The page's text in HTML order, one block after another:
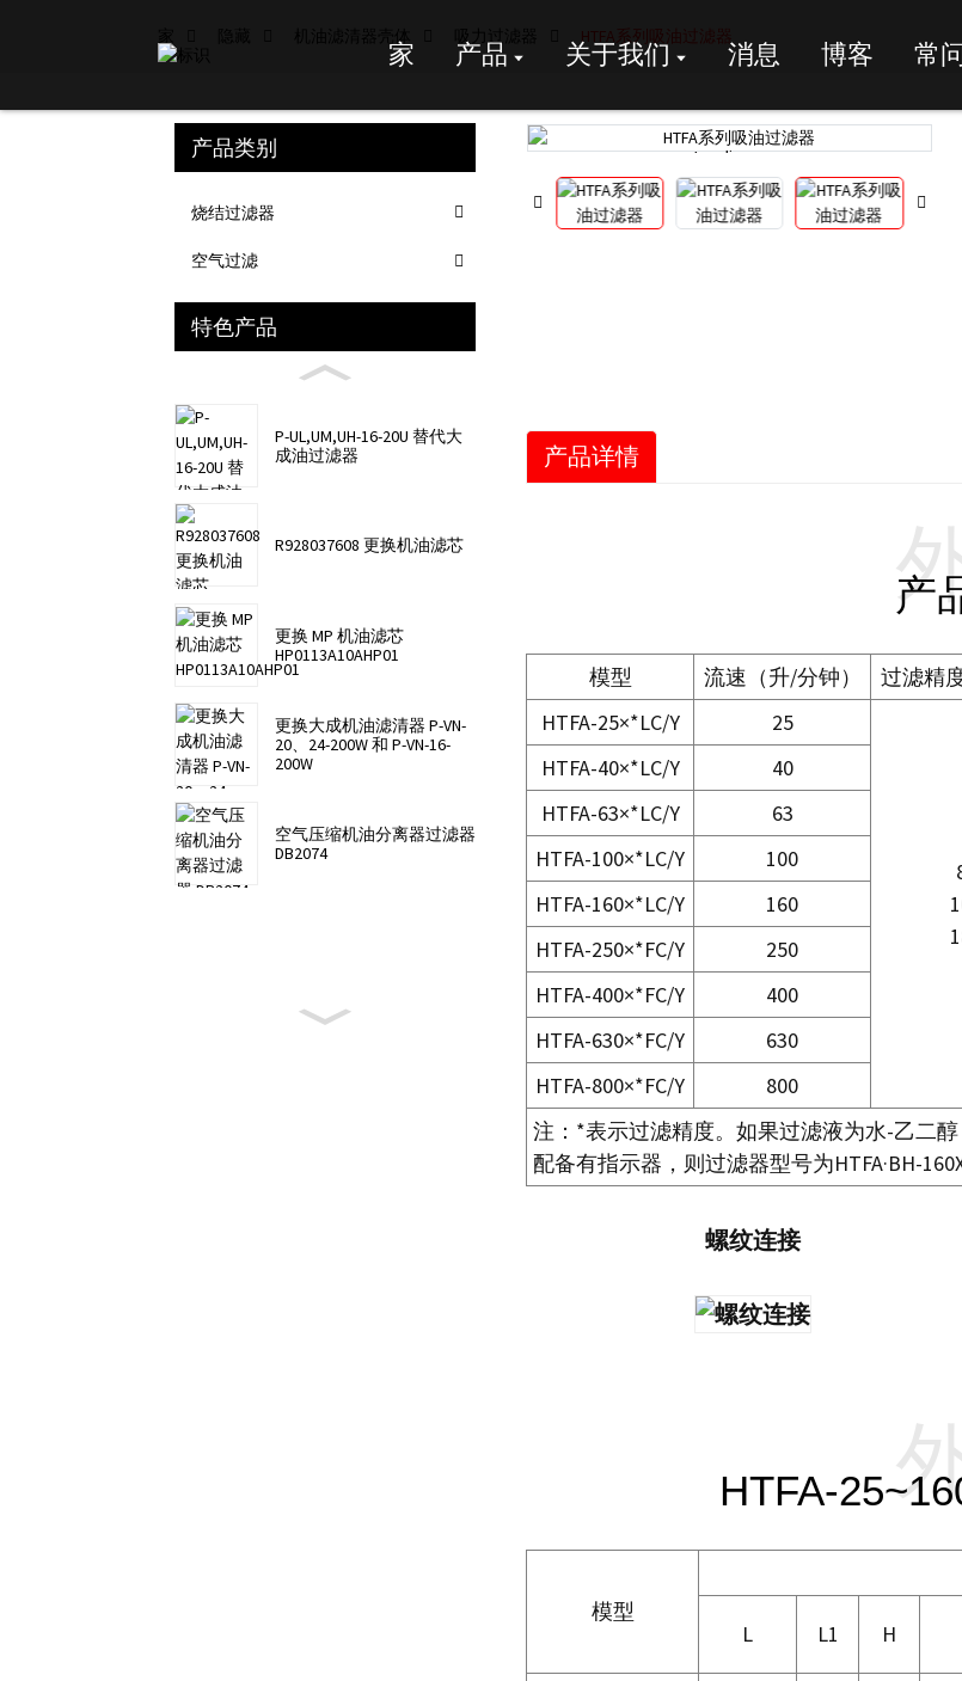
家 产品 关于我们 消息 博客 常
机油滤清器壳体 吸力过滤器 HTFA系列吸油过滤器
产品类别
烧结过滤器
空气过滤
特色产品
P-UL,UM,UH-16-20U 替代大
成油过滤器
R928037608 更换机油滤芯
更换 MP 机油滤芯
HP0113A10AHP01
更换大成机油滤清器 P-VN-
20、24-200W 和 P-VN-16-
200W
空气压缩机油分离器过滤器
DB2074
Loading...
Loading... Loading...
Loading...
产品详情
产
模型 流速（升/分钟） 过滤精
HTFA-25×*LC/Y
25
HTFA-40×*LC/Y 40
HTFA-63×*LC/Y
63
HTFA-100×*LC/Y
100
HTFA-160×*LC/Y
160
HTFA-250×*FC/Y
250
HTFA-400×*FC/Y 400
HTFA-630×*FC/Y
630
HTFA-800×*FC/Y
800
注：*表示过滤精度。如果过滤液为水-乙二
配备有指示器，则过滤器型号为HTFA·BH-
螺纹连接
HTFA-
模型
L L1 H